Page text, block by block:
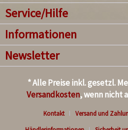
Service/Hilfe
Informationen
Newsletter
* Alle Preise inkl. gesetzl.
Versandkosten, wenn nicht
Kontakt
Versand und